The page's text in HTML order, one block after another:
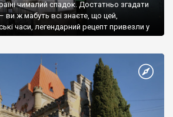
чималий спадок. Достатньо згадати
ви ж мабуть всі знаєте, що цей,
часи, легендарний рецепт привезли у